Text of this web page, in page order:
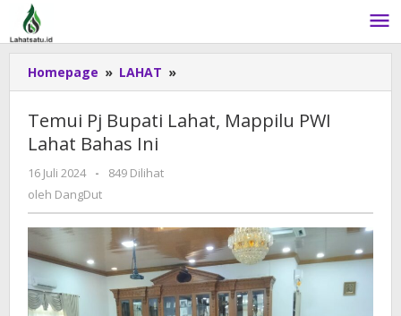
Lewati
konten
Homepage » LAHAT »
Pj
Bupati
Lahat,
Temui Pj Bupati Lahat, Mappilu PWI
Lahat Bahas Ini
16 Juli 2024
oleh
DangDut
-
849 Dilihat
oleh DangDut